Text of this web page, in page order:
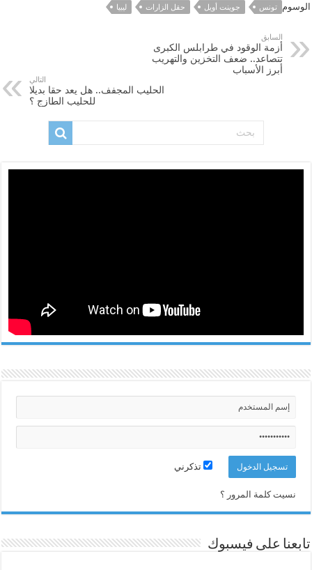
الوسوم تونس جوينت أويل حقل الزارات ليبيا
السابق
أزمة الوقود في طرابلس الكبرى
تتصاعد.. ضعف التخزين والتهريب
أبرز الأسباب
التالي
الحليب المجفف.. هل يعد حقا بديلا
للحليب الطازج ؟
تذكرني
نسيت كلمة المرور ؟
تابعنا على فيسبوك